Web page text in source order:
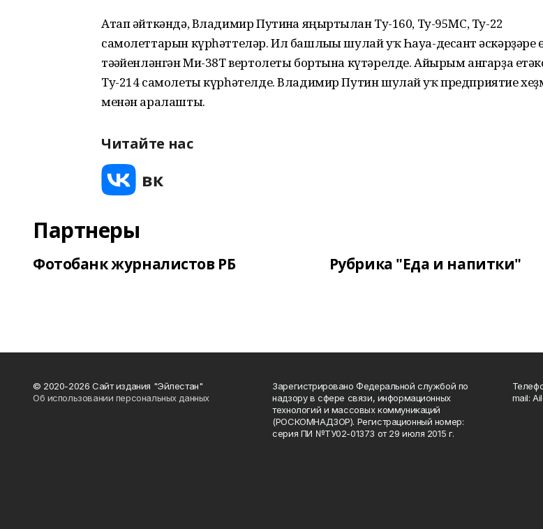
Атап әйткәндә, Владимир Путинға яңыртылған Ту-160, Ту-95МС, Ту-22
самолеттарын күрһәттеләр. Ил башлығы шулай уҡ Һауа-десант ғәскәрҙәре
тәғәйенләнгән Ми-38Т вертолеты бортына күтәрелде. Айырым ангарҙа
Ту-214 самолеты күрһәтелде. Владимир Путин шулай уҡ предприятие
менән аралашты.
Читайте нас
Партнеры
Фотобанк журналистов РБ Рубрика "Еда и напитки"
© 2020-2026 Сайт издания "Эйлестан"
Об использовании персональных данных
Зарегистрировано Федеральной службой по
надзору в сфере связи, информационных
технологий и массовых коммуникаций
(РОСКОМНАДЗОР). Регистрационный номер:
серия ПИ №ТУ02-01373 от 29 июля 2015 г.
mail: